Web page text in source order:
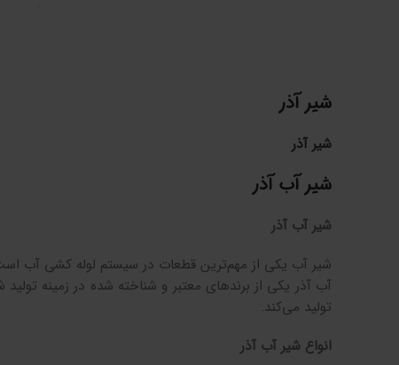
شیر آذر
شیر آذر
شیر آب آذر
شیر آب آذر
شیر آب یکی از مهم‌ترین قطعات در سیستم لوله کشی آب
آب آذر یکی از برندهای معتبر و شناخته شده در زمینه
تولید می‌کند.
انواع شیر آب آذر